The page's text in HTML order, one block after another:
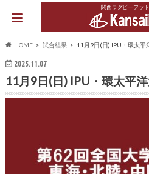
関西ラグビーフッ
HOME 試合結果 11月9日(日) IPU・環太平
2025.11.07
11月9日(日) IPU・環太平